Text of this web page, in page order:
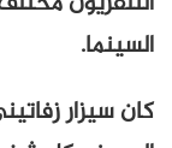
السينما.
كان سيزار